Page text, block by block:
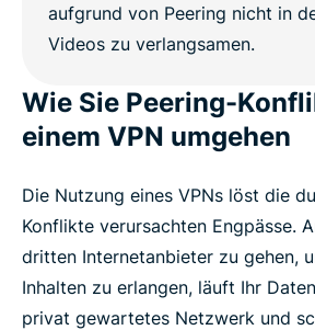
Wie Sie Peering-
einem VPN umgehen
Die Nutzung eines VPNs löst die
Konflikte verursachten Engpässe.
dritten Internetanbieter zu gehen,
Inhalten zu erlangen, läuft Ihr
privat gewartetes Netzwerk und